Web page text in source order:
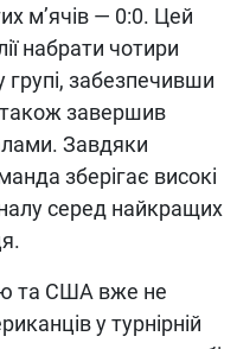
м’ячів — 0:0. Цей
набрати чотири
групі, забезпечивши
завершив
Завдяки
зберігає високі
серед найкращих
та США вже не
у турнірній